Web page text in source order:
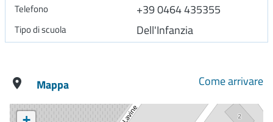
+39 0464 435355
Dell'Infanzia
Mappa Come arrivare